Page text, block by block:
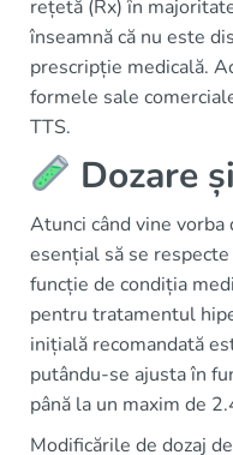
rețetă (Rx) în
înseamnă că nu este
prescripție medicală.
formele sale
TTS.
Dozare
Atunci când vine vorba
esențial să se
funcție de condiția
pentru tratamentul
inițială recomandată
putându-se ajusta în
până la un maxim de
Modificările de dozaj